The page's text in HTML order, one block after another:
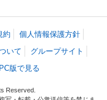
約
個人情報保護方針
いて
グループサイト
PC版で見る
Reserved.